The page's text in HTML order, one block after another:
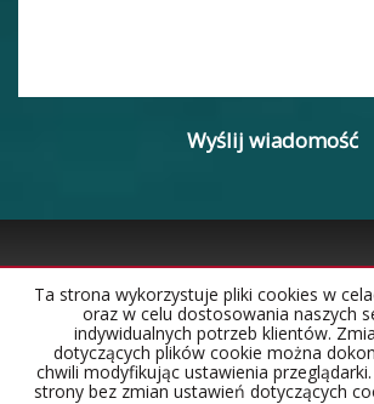
Strona główna Notatnik Kontakt
Ta strona wykorzystuje pliki cookies w
oraz w celu dostosowania naszych
indywidualnych potrzeb klientów.
dotyczących plików cookie można
chwili modyfikując ustawienia
strony bez zmian ustawień dotyczących